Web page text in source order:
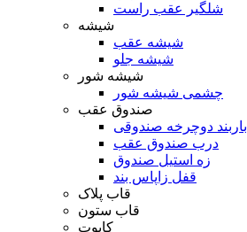
شلگیر عقب راست
شیشه
شیشه عقب
شیشه جلو
شیشه شور
چشمی شیشه شور
صندوق عقب
باربند دوچرخه صندوقی
درب صندوق عقب
زه استیل صندوق
قفل زاپاس بند
قاب پلاک
قاب ستون
کاپوت